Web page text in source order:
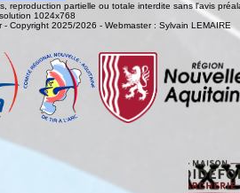
reproduction partielle ou totale interdite sans l'avis
1024x768
- Copyright 2025/2026 - Webmaster : Sylvain LEMAIRE